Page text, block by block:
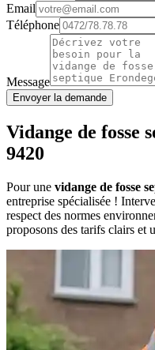
Email
Téléphone
Message
Envoyer la demande
Vidange de fosse
9420
Pour une vidange de fosse
entreprise spécialisée !
respect des normes
proposons des tarifs clairs et